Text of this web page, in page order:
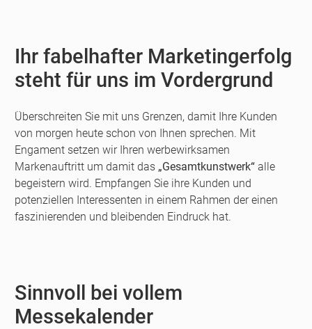
Ihr fabelhafter Marketingerfolg
steht für uns im Vordergrund
Überschreiten Sie mit uns Grenzen, damit Ihre Kunden
von morgen heute schon von Ihnen sprechen. Mit
Engament setzen wir Ihren werbewirksamen
Markenauftritt um damit das „Gesamtkunstwerk“ alle
begeistern wird. Empfangen Sie ihre Kunden und
potenziellen Interessenten in einem Rahmen der einen
faszinierenden und bleibenden Eindruck hat.
Sinnvoll bei vollem
Messekalender